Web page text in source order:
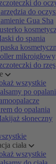
do
do
Gua Sha
do spania
mikroigłowy
do rzęs
wszystkie
po
do opalania
słoneczny
ciała
wszystkie